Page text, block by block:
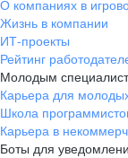
О компаниях в
Жизнь в компании
ИТ-проекты
Рейтинг
Молодым
Карьера для
Школа
Карьера в
Боты для